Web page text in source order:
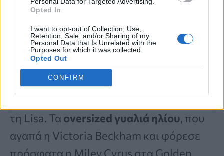
Opted In
I want to opt-out of Collection, Use,
Retention, Sale, and/or Sharing of my
Personal Data that Is Unrelated with the
Purposes for which it was collected.
Opted Out
CONFIRM
Σκελετοί που είναι«πολύ μικροί, πολύ
φαρδιοί ή κάθονται άβολα στο
πρόσωπο»μπορούν εύκολα να
τη Lisa. Τα oversized γυαλιά ηλίου, που
αγαπά η Victoria Beckham και φόρεσε
πρόσφατα η Miley Cyrus στα Golden